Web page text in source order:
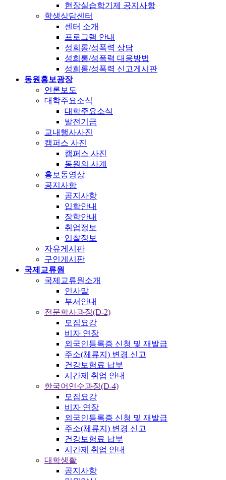
현장실습학기제 공지사항
학생상담센터
센터 소개
프로그램 안내
성희롱/성폭력 상담
성희롱/성폭력 대응방법
성희롱/성폭력 신고게시판
동원홍보광장
언론보도
대학주요소식
대학주요소식
발전기금
교내행사사진
캠퍼스 사진
캠퍼스 사진
동원의 사계
홍보동영상
공지사항
공지사항
입학안내
장학안내
취업정보
입찰정보
자유게시판
구인게시판
국제교류원
국제교류원소개
인사말
부서안내
전문학사과정(D-2)
모집요강
비자 연장
외국인등록증 신청 및 재발급
주소(체류지) 변경 신고
건강보험료 납부
시간제 취업 안내
한국어연수과정(D-4)
모집요강
비자 연장
외국인등록증 신청 및 재발급
주소(체류지) 변경 신고
건강보험료 납부
시간제 취업 안내
대학생활
공지사항